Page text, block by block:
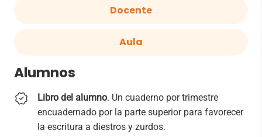
Docente
Aula
Alumnos
Libro del alumno. Un cuaderno por trimestre
encuadernado por la parte superior para favorecer
la escritura a diestros y zurdos.